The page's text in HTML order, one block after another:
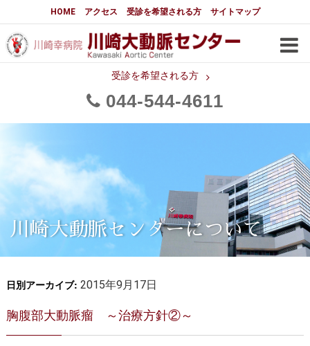
HOME アクセス 受診を希望される方 サイトマップ
受診を希望される方
044 544 4611
大動脈センターについて
はじめに 大動脈センターについて
メディアでの紹介
都道府県別患者マップ 都道府県別紹介病院
大動脈瘤について 基本編
3分でわかる大動脈瘤・大動脈
大動脈瘤
大動脈解離（解離性大動脈瘤）
胸部大動脈瘤の治療
腹部大動脈瘤の治療
大動脈弁・大動脈基部の治療 ステントグラフトによる治療
川崎大動脈センターについて
日別アーカイブ: 2015年9月17日
胸腹部大動脈瘤 ～治療方針②～